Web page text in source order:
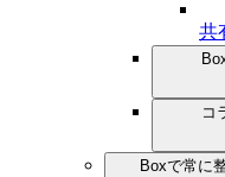
共
コ
Boxで常に